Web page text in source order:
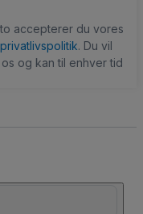
accepterer du vores
privatlivspolitik. Du vil
og kan til enhver tid